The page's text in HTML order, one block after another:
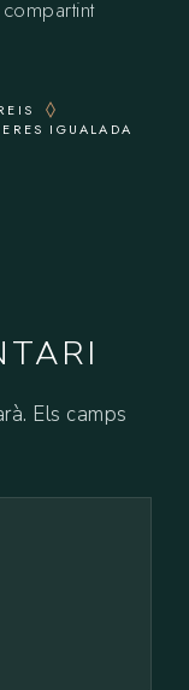
IGUALADA
Els camps